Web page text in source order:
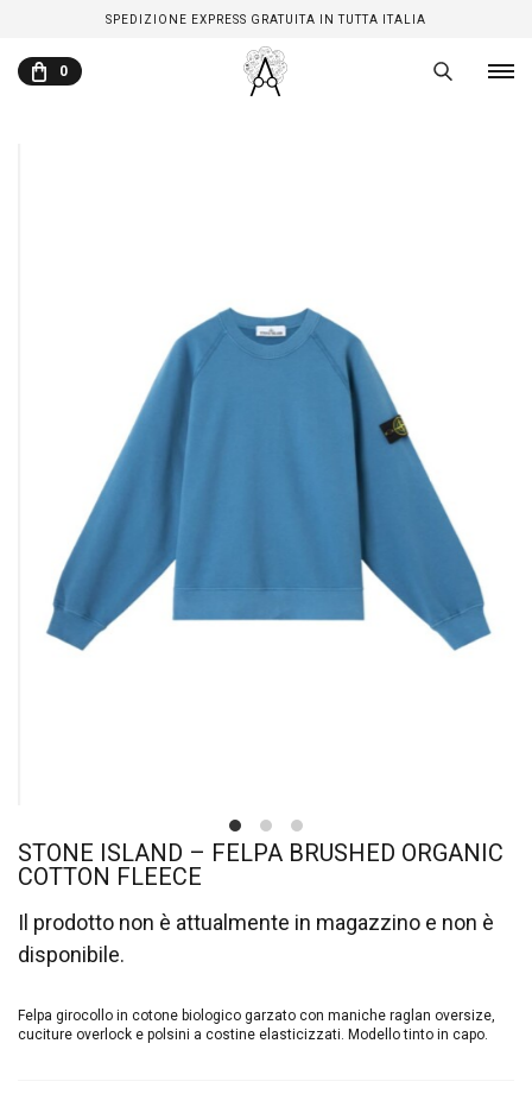
SPEDIZIONE EXPRESS GRATUITA IN TUTTA ITALIA
0
STONE ISLAND – FELPA BRUSHED ORGANIC
COTTON FLEECE
Il prodotto non è attualmente in magazzino e non è
disponibile.
Felpa girocollo in cotone biologico garzato con maniche raglan oversize,
cuciture overlock e polsini a costine elasticizzati. Modello tinto in capo.